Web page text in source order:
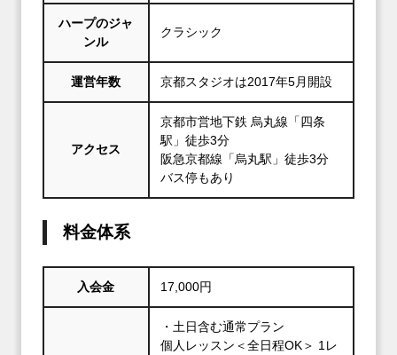
ハープのジャ
ンル
クラシック
運営年数 京都スタジオは2017年5月開設
アクセス
京都市営地下鉄 烏丸線「四条
駅」徒歩3分
阪急京都線「烏丸駅」徒歩3分
バス停もあり
料金体系
入会金 17,000円
・土日含む通常プラン
個人レッスン＜全日程OK＞ 1レ